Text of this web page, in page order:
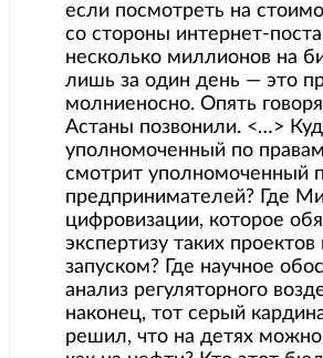
если посмотреть на
со стороны интернет-
несколько миллионов на
лишь за один день — это
молниеносно. Опять
Астаны позвонили. <…>
уполномоченный по
смотрит уполномоченный
предпринимателей? Где
цифровизации, которое
экспертизу таких
запуском? Где научное
анализ регуляторного
наконец, тот серый
решил, что на детях можно